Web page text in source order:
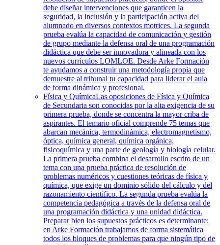
debe diseñar intervenciones que garanticen la
seguridad, la inclusión y la participación activa del
alumnado en diversos contextos motrices. La segunda
prueba evalúa la capacidad de comunicación y gestión
de grupo mediante la defensa oral de una programación
didáctica que debe ser innovadora y alineada con los
nuevos currículos LOMLOE. Desde Arke Formación
te ayudamos a construir una metodología propia que
demuestre al tribunal tu capacidad para liderar el aula
de forma dinámica y profesional.
Física y QuímicaLas oposiciones de Física y Química
de Secundaria son conocidas por la alta exigencia de su
primera prueba, donde se concentra la mayor criba de
aspirantes. El temario oficial comprende 75 temas que
abarcan mecánica, termodinámica, electromagnetismo,
óptica, química general, química orgánica,
fisicoquímica y una parte de geología y biología celular.
La primera prueba combina el desarrollo escrito de un
tema con una prueba práctica de resolución de
problemas numéricos y cuestiones teóricas de física y
química, que exige un dominio sólido del cálculo y del
razonamiento científico. La segunda prueba evalúa la
competencia pedagógica a través de la defensa oral de
una programación didáctica y una unidad didáctica.
Preparar bien los supuestos prácticos es determinante:
en Arke Formación trabajamos de forma sistemática
todos los bloques de problemas para que ningún tipo de